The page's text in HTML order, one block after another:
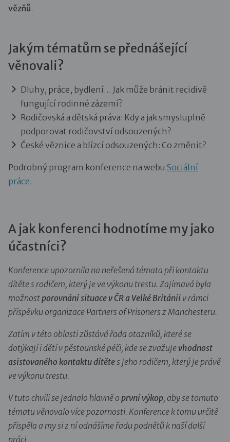
vězňů.
Jakým tématům se přednášející
věnovali?
Dluhy, práce, bydlení… Jak může bránit recidivě
fungující rodinné zázemí?
Rodičovská a dětská práva: Kdy a jak smysluplně
podporovat rodičovství odsouzených?
České věznice a blízcí odsouzených: Co změnit?
Podrobný program konference na webu Sociální
práce.
A jak konferenci hodnotíme my jako
účastníci?
Konference upozornila na neřešená témata při kontaktu
dítěte s rodičem, který je ve výkonu trestu. Zajímavá byla
možnost porovnání situace v ČR a Velké Británii v rámci
příspěvku organizace Partners of Prisoners z Manchesteru.
Zatím v této oblasti zůstává řada otazníků, které se
dotýkají i dětí v pěstounské péči, kde se zvažuje vhodnost
asistovaného kontaktu dítěte s jeho rodičem, který je právě
ve výkonu trestu.
V tuto chvíli se jednalo hlavně o první výkop, aby se tomuto
tématu věnovalo více pozornosti. Konference k tomu určitě
přispěla a my si z ní odnášíme řadu podnětů k naší další
práci.